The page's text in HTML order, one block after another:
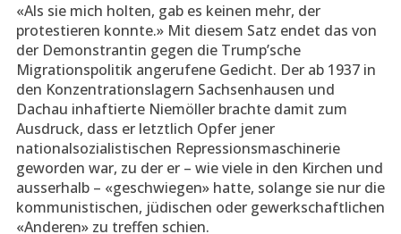
«Als sie mich holten, gab es keinen mehr, der
protestieren konnte.» Mit diesem Satz endet das von
der Demonstrantin gegen die Trump’sche
Migrationspolitik angerufene Gedicht. Der ab 1937 in
den Konzentrationslagern Sachsenhausen und
Dachau inhaftierte Niemöller brachte damit zum
Ausdruck, dass er letztlich Opfer jener
nationalsozialistischen Repressionsmaschinerie
geworden war, zu der er – wie viele in den Kirchen und
ausserhalb – «geschwiegen» hatte, solange sie nur die
kommunistischen, jüdischen oder gewerkschaftlichen
«Anderen» zu treffen schien.